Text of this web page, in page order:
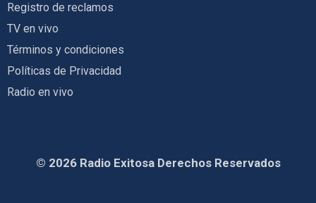
Registro de reclamos
TV en vivo
Términos y condiciones
Políticas de Privacidad
Radio en vivo
© 2026 Radio Exitosa Derechos Reservados